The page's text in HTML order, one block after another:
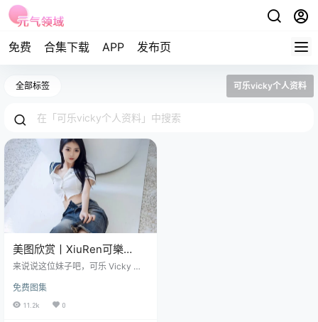
免费 合集下载 APP 发布页
全部标签 可乐vicky个人资料
美图欣赏丨XiuRen可樂
Vicky
来说说这位妹子吧，可乐 Vicky ，
络红人和游戏主播，同时也是一位
模特和时尚博主。 免费套图，文章
免费图集
11.2k 0